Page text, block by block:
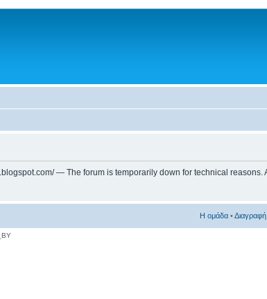
— The forum is temporarily down for technical
Η ομάδα •